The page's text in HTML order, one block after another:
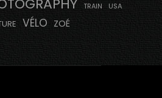
TRAIN USA
VÉLO ZOÉ